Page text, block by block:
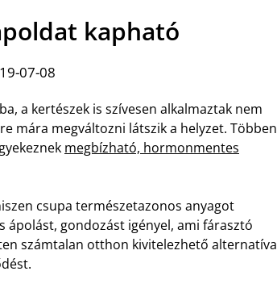
kapható
07-08
a kertészek is szívesen alkalmaztak nem
mára megváltozni látszik a helyzet. Többen
megbízható, hormonmentes
csupa természetazonos anyagot
gondozást igényel, ami fárasztó
számtalan otthon kivitelezhető alternatíva